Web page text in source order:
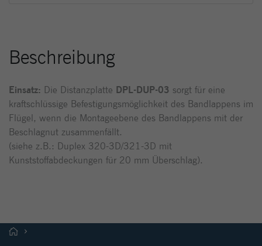
Beschreibung
Einsatz: Die Distanzplatte DPL-DUP-03 sorgt für eine
kraftschlüssige Befestigungsmöglichkeit des Bandlappens im
Flügel, wenn die Montageebene des Bandlappens mit der
Beschlagnut zusammenfällt.
(siehe z.B.: Duplex 320-3D/321-3D mit
Kunststoffabdeckungen für 20 mm Überschlag).